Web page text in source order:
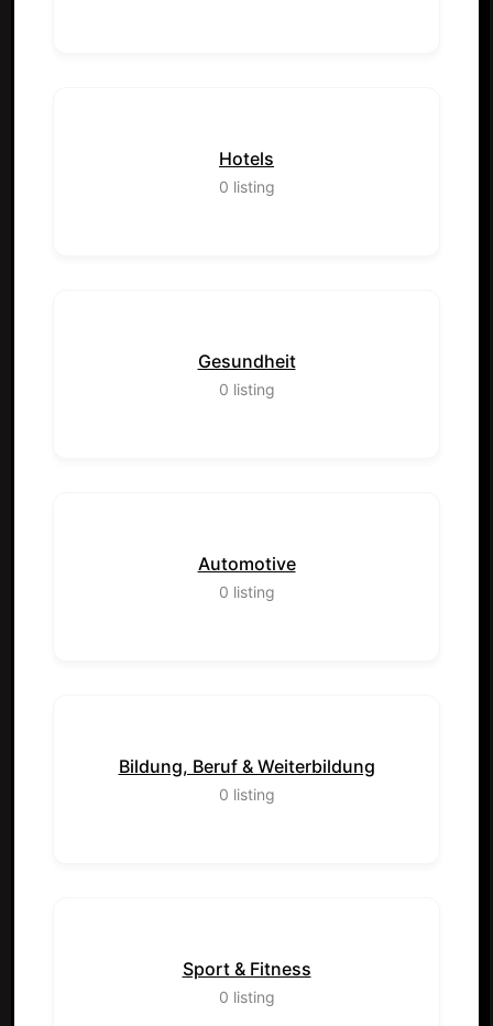
Hotels
0 listing
Gesundheit
0 listing
Automotive
0 listing
Bildung, Beruf & Weiterbildung
0 listing
Sport & Fitness
0 listing